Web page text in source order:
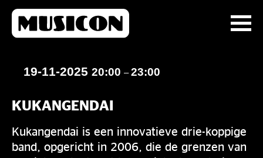
19-11-2025 20:00 –23:00
KUKANGENDAI
Kukangendai is een innovatieve drie-koppige
band, opgericht in 2006, die de grenzen van